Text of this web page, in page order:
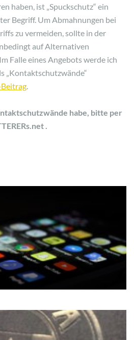
haben, ist „Spuckschutz“ ein
Begriff. Um Abmahnungen bei
zu vermeiden, sollte in der
auf Alternativen
Falle eines Angebots werde ich
„Kontaktschutzwände“
.
habe, bitte per
.